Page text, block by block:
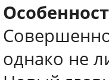
однако не